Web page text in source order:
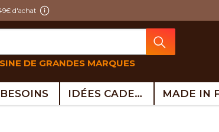
d'achat
DE GRANDES MARQUES
IDÉES CADEAUX